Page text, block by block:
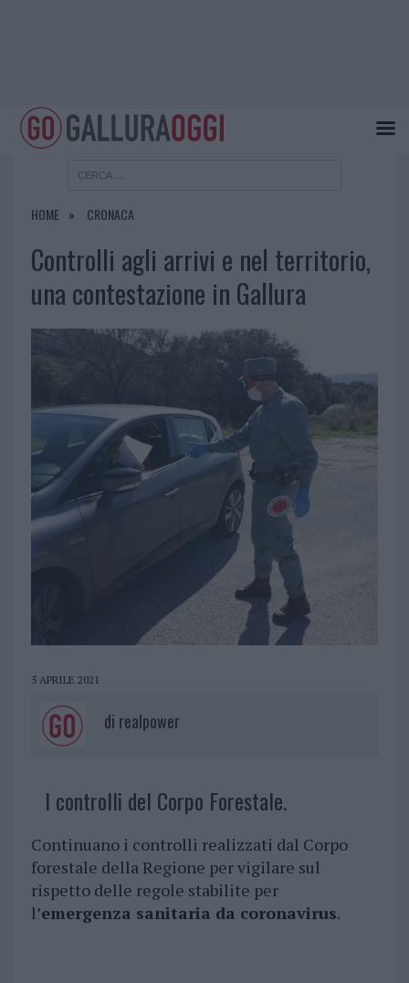
HOME CRONACA
Controlli agli arrivi e nel territorio,
una contestazione in Gallura
5 APRILE 2021
di realpower
I controlli del Corpo Forestale.
Continuano i controlli realizzati dal Corpo
forestale della Regione per vigilare sul
rispetto delle regole stabilite per
l’emergenza sanitaria da coronavirus.